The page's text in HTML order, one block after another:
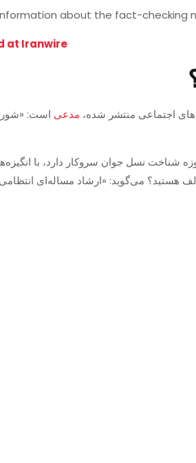
about the fact-checking
at Iranwire
مدعی است:
نسل جوان سروکار دارد، با
هستید؟ می‌گوید: «ارشاد مساله‌ای